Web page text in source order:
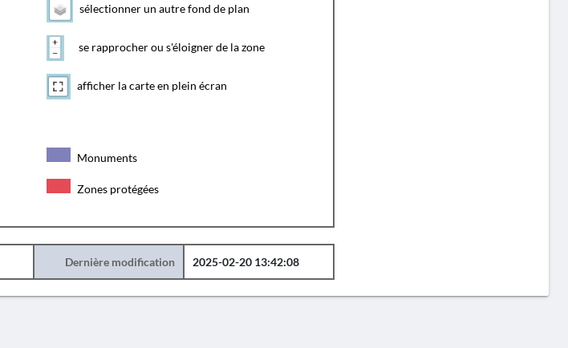
sélectionner un autre fond de plan
se rapprocher ou s'éloigner de la zone
afficher la carte en plein écran
Monuments
Zones protégées
Dernière modification 2025-02-20 13:42:08